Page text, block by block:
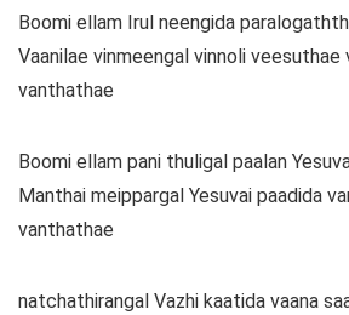
Boomi ellam Irul neengida
Vaanilae vinmeengal vinnoli
vanthathae
Boomi ellam pani thuligal paalan
Manthai meippargal Yesuvai paadida
vanthathae
natchathirangal Vazhi kaatida vaana